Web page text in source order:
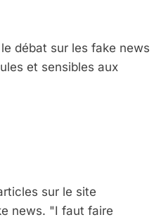
débat sur les fake news
et sensibles aux
sur le site
news. "I faut faire